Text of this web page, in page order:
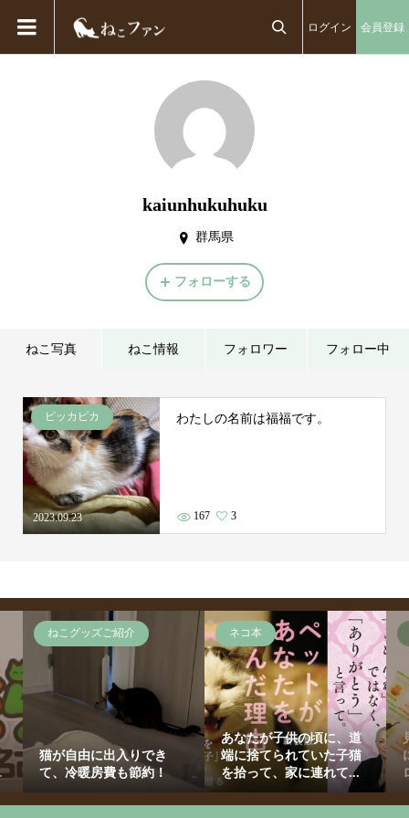
ログイン 会員登録
kaiunhukuhuku
群馬県
フォローする
ねこ写真 ねこ情報 フォロワー フォロー中
2023.09.23
ピッカピカ わたしの名前は福福です。
167 3
ねこグッズご紹介
猫が自由に出入りでき
て、冷暖房費も節約！
ネコ本
あなたが子供の頃に、道
端に捨てられていた子猫
を拾って、家に連れて...